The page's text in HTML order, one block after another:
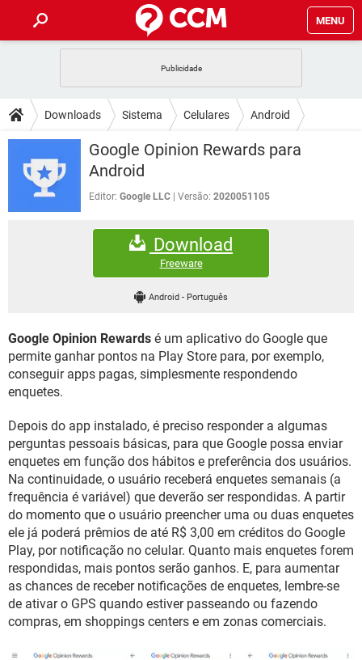
MENU
CELULAR FACEBOOK
EXCEL
INSTAGRAM
GUIA DE COMPRAS
DICAS
JOGOS WHATSAPP
CELULAR
OUTLOOK
JOGOS
FACEBOOK
EXCEL
GMAIL
FÓRUM
FACEBOOK
EXCEL
GMAIL
WHATSAPP
INSTAGRAM GMAIL
GUIA DE COMPRAS
Downloads Sistema Celulares Android
Google Opinion Rewards para
Android
Editor: Google LLC Versão: 2020051105
Download
Freeware
Android - Português
Google Opinion Rewards é um aplicativo do Google que
permite ganhar pontos na Play Store para, por exemplo,
conseguir apps pagas, simplesmente respondendo
enquetes.
Depois do app instalado, é preciso responder a algumas
perguntas pessoais básicas, para que Google possa enviar
enquetes em função dos hábitos e preferência dos usuários.
Na continuidade, o usuário receberá enquetes semanais (a
frequência é variável) que deverão ser respondidas. A partir
do momento que o usuário preencher uma ou duas enquetes
ele já poderá prêmios de até R$ 3,00 em créditos do Google
Play, por notificação no celular. Quanto mais enquetes forem
respondidas, mais pontos serão ganhos. E, para aumentar
as chances de receber notificações de enquetes, lembre-se
de ativar o GPS quando estiver passeando ou fazendo
compras, em shoppings centers e em zonas comerciais.